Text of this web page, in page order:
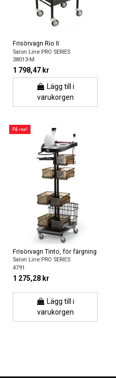
Frisörvagn Rio II
Salon Line PRO SERIES
38013-M
1 798,47 kr
Lägg till i
varukorgen
På rea!
Frisörvagn Tinto, för färgning
Salon Line PRO SERIES
4791
1 275,28 kr
Lägg till i
varukorgen